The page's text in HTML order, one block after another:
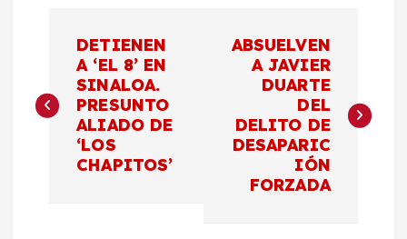
v
DETIENEN
A ‘EL 8’ EN
SINALOA.
PRESUNTO
ALIADO DE
‘LOS
CHAPITOS’
ABSUELVEN
A JAVIER
DUARTE
DEL
DELITO DE
DESAPARIC
IÓN
FORZADA